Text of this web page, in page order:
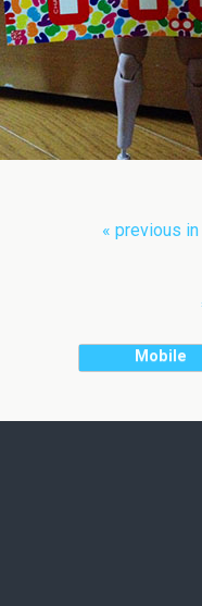
« previous
Mobile